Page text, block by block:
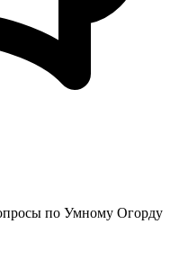
по Умному Огорду